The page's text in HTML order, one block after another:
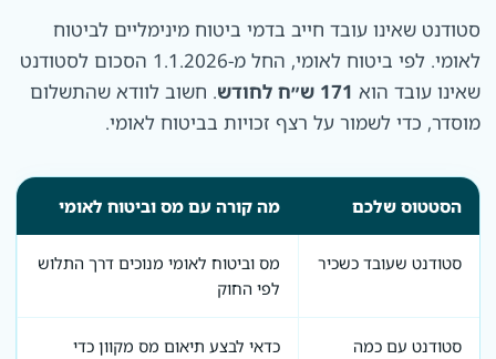
סטודנט שאינו עובד חייב בדמי ביטוח מינימליים לביטוח
לאומי. לפי ביטוח לאומי, החל מ-1.1.2026 הסכום לסטודנט
שאינו עובד הוא 171 ש״ח לחודש
. חשוב לוודא שהתשלום
מוסדר, כדי לשמור על רצף זכויות בביטוח לאומי.
הסטטוס שלכם מה קורה עם מס וביטוח לאומי
סטודנט שעובד כשכיר
מס וביטוח לאומי מנוכים דרך התלוש
לפי החוק
סטודנט עם כמה
כדאי לבצע תיאום מס מקוון כדי